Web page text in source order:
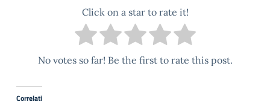
Click on a star to rate it!
No votes so far! Be the first to rate this post.
Correlati